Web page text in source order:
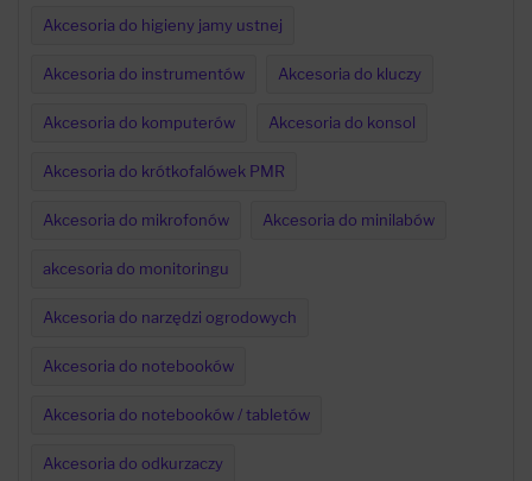
Akcesoria do higieny jamy ustnej
Akcesoria do instrumentów Akcesoria do kluczy
Akcesoria do komputerów Akcesoria do konsol
Akcesoria do krótkofalówek PMR
Akcesoria do mikrofonów Akcesoria do minilabów
akcesoria do monitoringu
Akcesoria do narzędzi ogrodowych
Akcesoria do notebooków
Akcesoria do notebooków / tabletów
Akcesoria do odkurzaczy